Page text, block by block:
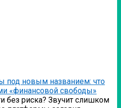
под новым названием: что
«финансовой свободы»
без риска? Звучит слишком